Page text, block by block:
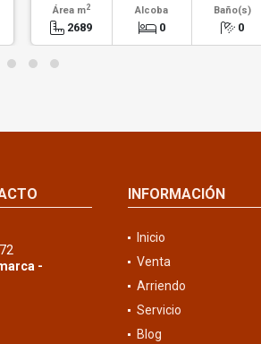
Área m2
2689
Alcoba
0
Baño(s)
0
-
INFORMACIÓN
Inicio
Venta
Arriendo
Servicio
Blog